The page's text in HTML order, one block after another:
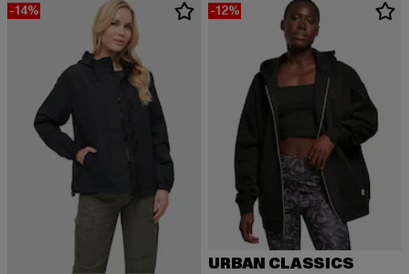
-14% -12%
URBAN CLASSICS